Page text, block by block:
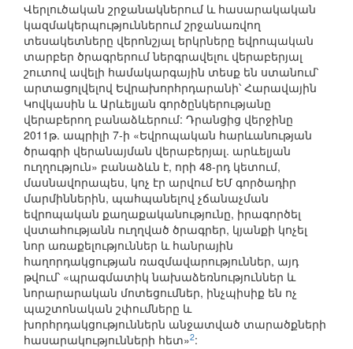
Վերլուծական շրջանակներում և հասարակական
կազմակերպություններում շրջանառվող
տեսակետները վերոնշյալ երկրները եվրոպական
տարբեր ծրագրերում ներգրավելու վերաբերյալ
շուտով ավելի համակարգային տեսք են ստանում՝
արտացոլվելով Եվրախորհրդարանի՝ Հարավային
Կովկասին և Արևելյան գործընկերությանը
վերաբերող բանաձևերում: Դրանցից վերջինը
2011թ. ապրիլի 7-ի «Եվրոպական հարևանության
ծրագրի վերանայման վերաբերյալ. արևելյան
ուղղություն» բանաձևն է, որի 48-րդ կետում,
մասնավորապես, կոչ էր արվում ԵՄ գործադիր
մարմիններին, պահպանելով չճանաչման
եվրոպական քաղաքականությունը, իրագործել
վստահությանն ուղղված ծրագրեր, կյանքի կոչել
նոր առաքելություններ և հանրային
հաղորդակցության ռազմավարություններ, այդ
թվում՝ «պրագմատիկ նախաձեռնություններ և
նորարարական մոտեցումներ, ինչպիսիք են ոչ
պաշտոնական շփումները և
խորհրդակցություններն անջատված տարածքների
հասարակությունների հետ»2: